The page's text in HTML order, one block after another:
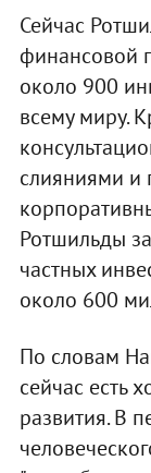
Сейчас
финансовой
около 900
всему миру.
слияниями и
Ротшильды
частных
около 600
По словам
сейчас есть
развития. В